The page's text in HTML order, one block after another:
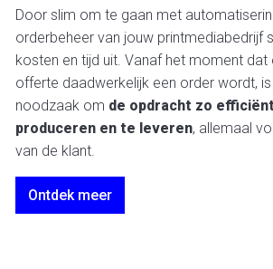
Door slim om te gaan met
orderbeheer van jouw printmediabedrijf
kosten en tijd uit. Vanaf het moment
offerte daadwerkelijk een order wordt,
noodzaak om de opdracht zo
produceren en te leveren, allemaal
van de klant.
Ontdek meer